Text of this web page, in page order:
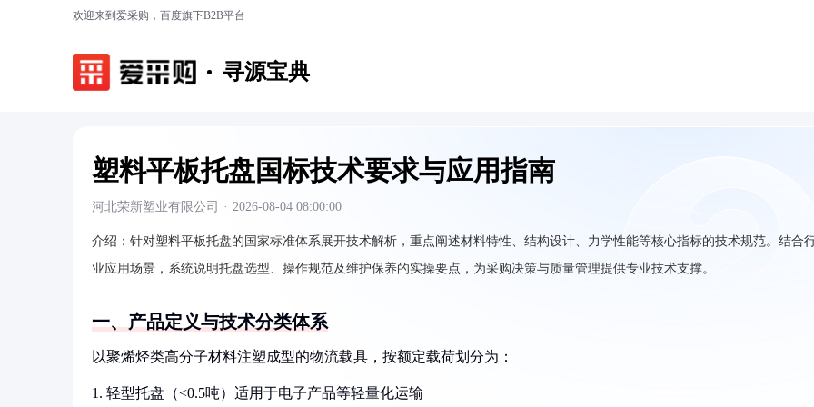
欢迎来到爱采购，百度旗下B2B平台
寻源宝典
塑料平板托盘国标技术要求与应用指南
河北荣新塑业有限公司 · 2026-08-04 08:00:00
介绍： 针对塑料平板托盘的国家标准体系展开技术解析，重点阐述材料特性、结构设计、力学性能等核心指标的技术规范。结合
业应用场景，系统说明托盘选型、操作规范及维护保养的实操要点，为采购决策与质量管理提供专业技术支撑。
一、产品定义与技术分类体系
以聚烯烃类高分子材料注塑成型的物流载具，按额定载荷划分为：
1. 轻型托盘（<0.5吨）适用于电子产品等轻量化运输